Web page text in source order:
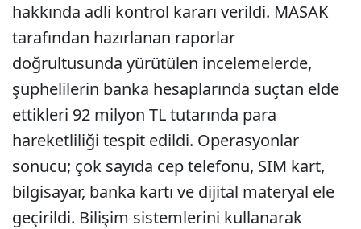
hakkında adli kontrol kararı verildi. MASAK
tarafından hazırlanan raporlar
doğrultusunda yürütülen incelemelerde,
şüphelilerin banka hesaplarında suçtan elde
ettikleri 92 milyon TL tutarında para
hareketliliği tespit edildi. Operasyonlar
sonucu; çok sayıda cep telefonu, SIM kart,
bilgisayar, banka kartı ve dijital materyal ele
geçirildi. Bilişim sistemlerini kullanarak